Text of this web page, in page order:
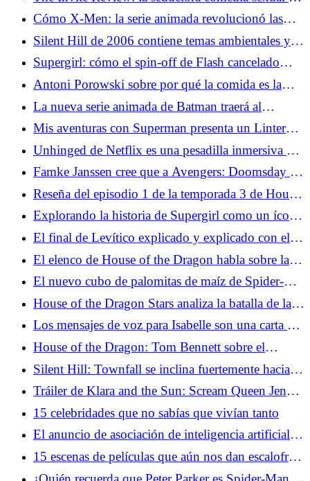
Olivia Wilde es el evento del verano
Cómo X-Men: la serie animada revolucionó las
adaptaciones de superhéroes
Silent Hill de 2006 contiene temas ambientales y
políticos sorprendentemente relevantes
Supergirl: cómo el spin-off de Flash cancelado
llevó a Maid of Might a la pantalla
Antoni Porowski sobre por qué la comida es la
conexión humana definitiva
La nueva serie animada de Batman traerá al
Caballero Oscuro más extremo a la televisión
Mis aventuras con Superman presenta un Linterna
Verde muy diferente
Unhinged de Netflix es una pesadilla inmersiva de
invasión del hogar
Famke Janssen cree que a Avengers: Doomsday le
falta un elemento básico de X-Men
Reseña del episodio 1 de la temporada 3 de House
of the Dragon: Por la garganta
Explorando la historia de Supergirl como un ícono
queer improbable
El final de Levítico explicado y explicado con el
director
El elenco de House of the Dragon habla sobre la
brutal muerte del estreno de la temporada 3
El nuevo cubo de palomitas de maíz de Spider-
Man está recibiendo el tratamiento de dunas
House of the Dragon Stars analiza la batalla de la
garganta de la temporada 3
Los mensajes de voz para Isabelle son una carta de
amor para curarse del duelo
House of the Dragon: Tom Bennett sobre el
momento Ulf que lo explicó todo
Silent Hill: Townfall se inclina fuertemente hacia la
melancolía y estamos aquí para ello
Tráiler de Klara and the Sun: Scream Queen Jenna
Ortega prueba la ciencia ficción en la película
retrasada de Taika Waititi
15 celebridades que no sabías que vivían tanto
El anuncio de asociación de inteligencia artificial
de Google y A24 no está cayendo bien
15 escenas de películas que aún nos dan escalofríos
cada vez que las vemos